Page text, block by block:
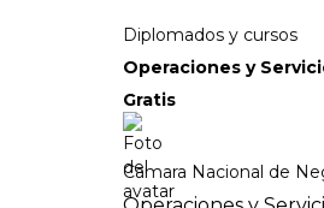
Diplomados y cursos
Operaciones y
Gratis
Camara Nacional de